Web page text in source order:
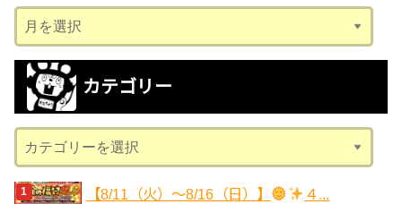
ー
カ
ブ
カテゴリー
テ
ゴ
【8/11（火）～8/16（日）】 ４...